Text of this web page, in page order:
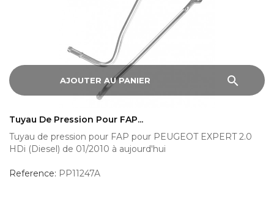
AJOUTER AU PANIER search
Tuyau De Pression Pour FAP...
Tuyau de pression pour FAP pour PEUGEOT EXPERT 2.0
HDi (Diesel) de 01/2010 à aujourd'hui
Reference: PP11247A